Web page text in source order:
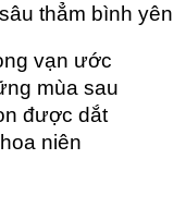
thẳm bình yên
vạn ước
mùa sau
được dắt
niên